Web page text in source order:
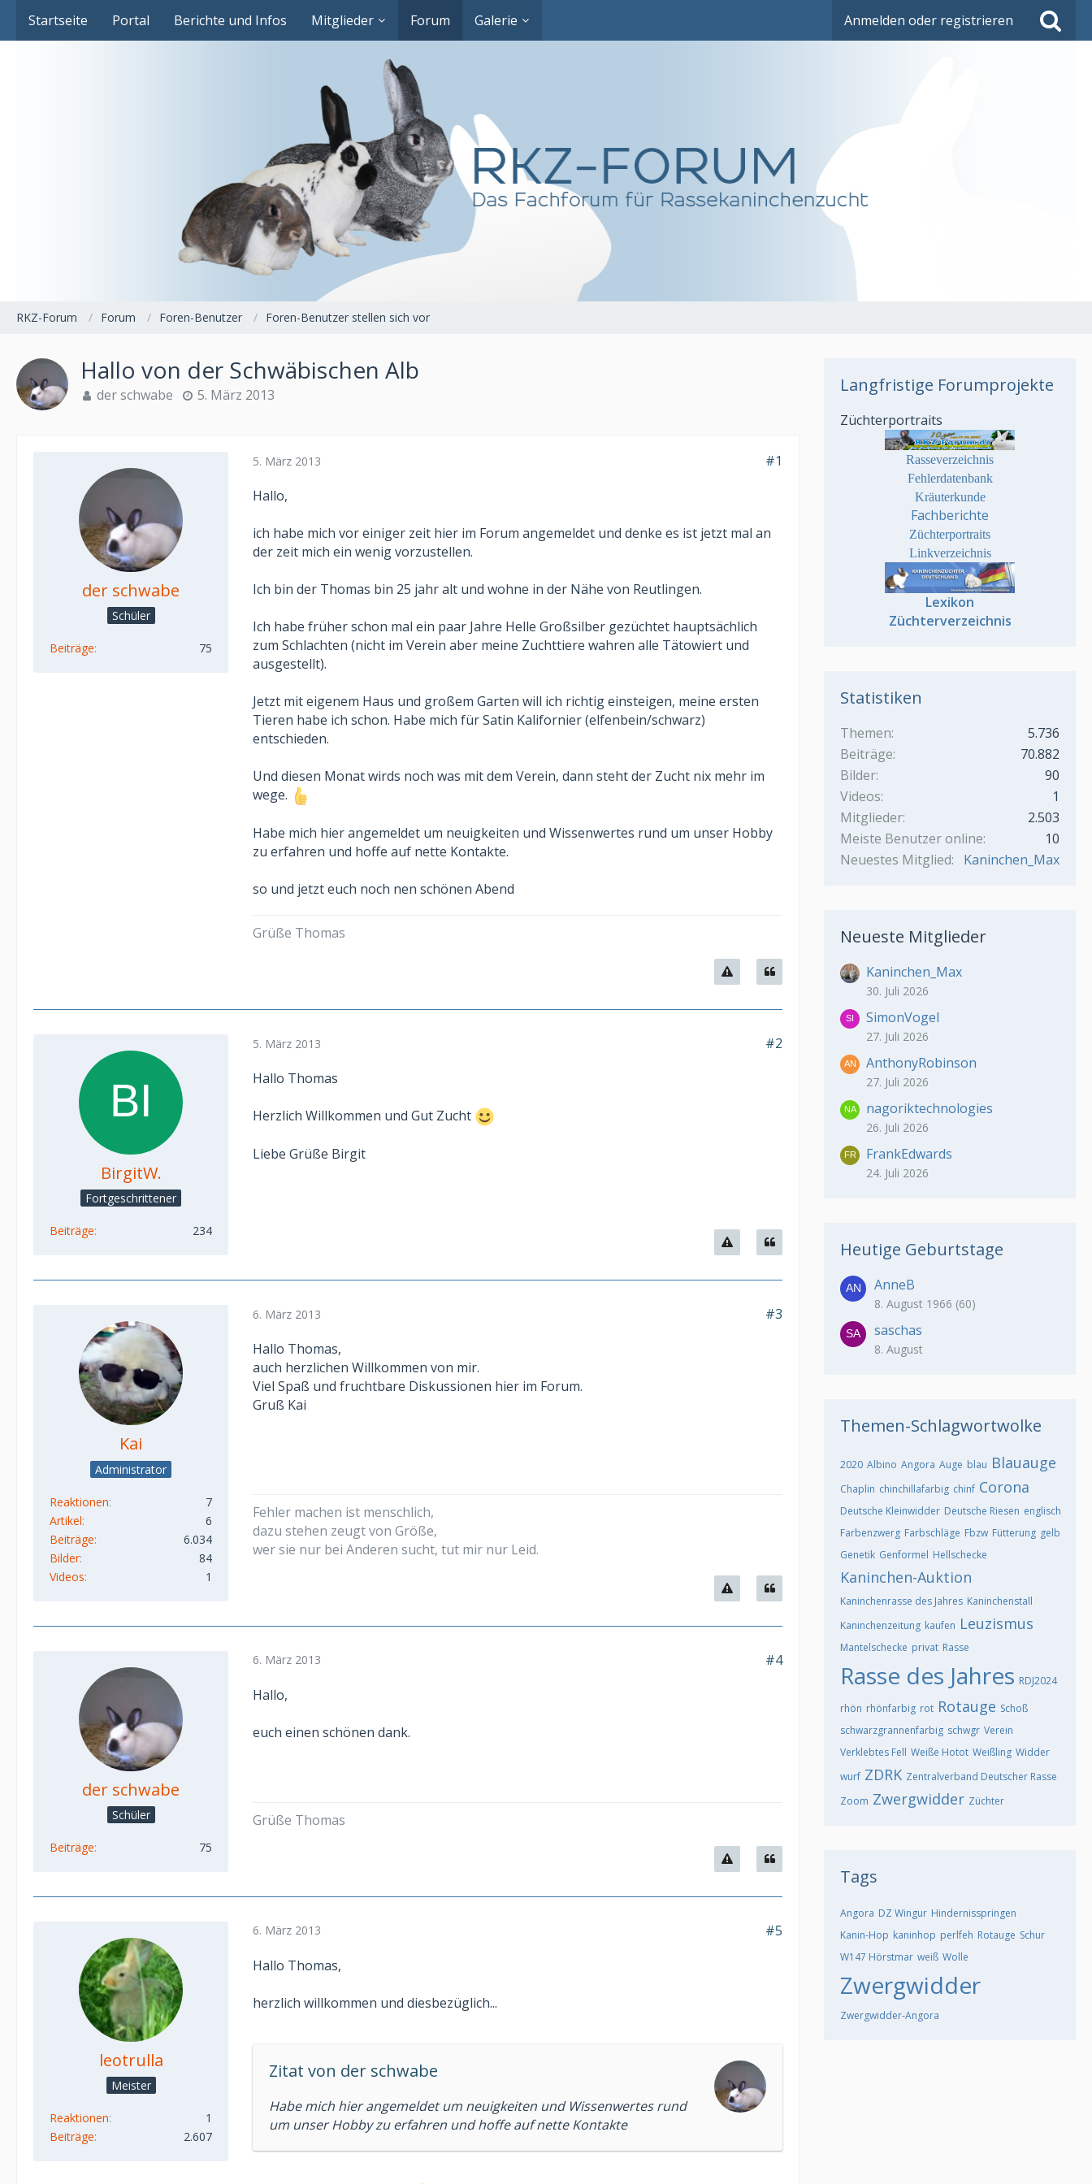
Startseite Portal Berichte und Infos Mitglieder Forum Galerie Anmelden oder registrieren
RKZ-Forum Forum Foren-Benutzer Foren-Benutzer stellen sich vor
Hallo von der Schwäbischen Alb
der schwabe 5. März 2013
der schwabe
Schüler
Beiträge 75
5. März 2013
#1
Hallo,
ich habe mich vor einiger zeit hier im Forum angemeldet und denke es ist jetzt mal an
der zeit mich ein wenig vorzustellen.
Ich bin der Thomas bin 25 jahr alt und wohne in der Nähe von Reutlingen.
Ich habe früher schon mal ein paar Jahre Helle Großsilber gezüchtet hauptsächlich
zum Schlachten (nicht im Verein aber meine Zuchttiere wahren alle Tätowiert und
ausgestellt).
Jetzt mit eigenem Haus und großem Garten will ich richtig einsteigen, meine ersten
Tieren habe ich schon. Habe mich für Satin Kalifornier (elfenbein/schwarz)
entschieden.
Und diesen Monat wirds noch was mit dem Verein, dann steht der Zucht nix mehr im
wege.
Habe mich hier angemeldet um neuigkeiten und Wissenwertes rund um unser Hobby
zu erfahren und hoffe auf nette Kontakte.
so und jetzt euch noch nen schönen Abend
Grüße Thomas
BirgitW.
Fortgeschrittener
Beiträge 234
5. März 2013
#2
Hallo Thomas
Herzlich Willkommen und Gut Zucht
Liebe Grüße Birgit
Kai
Administrator
Reaktionen
7
Artikel
6
Beiträge
6.034
Bilder
84
Videos
1
6. März 2013
#3
Hallo Thomas,
auch herzlichen Willkommen von mir.
Viel Spaß und fruchtbare Diskussionen hier im Forum.
Gruß Kai
Fehler machen ist menschlich,
dazu stehen zeugt von Größe,
wer sie nur bei Anderen sucht, tut mir nur Leid.
der schwabe
Schüler
Beiträge 75
6. März 2013
#4
Hallo,
euch einen schönen dank.
Grüße Thomas
leotrulla
Meister
Reaktionen
1
Beiträge
2.607
6. März 2013
#5
Hallo Thomas,
herzlich willkommen und diesbezüglich...
Zitat von der schwabe
Habe mich hier angemeldet um neuigkeiten und Wissenwertes rund
um unser Hobby zu erfahren und hoffe auf nette Kontakte
Langfristige Forumprojekte
Züchterportraits
Rasseverzeichnis
Fehlerdatenbank
Kräuterkunde
Fachberichte
Züchterportraits
Linkverzeichnis
Lexikon
Züchterverzeichnis
Statistiken
Themen
5.736
Beiträge
70.882
Bilder
90
Videos
1
Mitglieder
2.503
Meiste Benutzer online
10
Neuestes Mitglied
Kaninchen_Max
Neueste Mitglieder
Kaninchen_Max
30. Juli 2026
SimonVogel
27. Juli 2026
AnthonyRobinson
27. Juli 2026
nagoriktechnologies
26. Juli 2026
FrankEdwards
24. Juli 2026
Heutige Geburtstage
AnneB
8. August 1966 (60)
saschas
8. August
Themen-Schlagwortwolke
2020 Albino Angora Auge blau Blauauge
Chaplin chinchillafarbig chinf Corona
Deutsche Kleinwidder Deutsche Riesen englisch
Farbenzwerg Farbschläge Fbzw Fütterung gelb
Genetik Genformel Hellschecke
Kaninchen-Auktion
Kaninchenrasse des Jahres Kaninchenstall
Kaninchenzeitung kaufen Leuzismus
Mantelschecke privat Rasse
Rasse des Jahres RDJ2024
rhön rhönfarbig rot Rotauge Schoß
schwarzgrannenfarbig schwgr Verein
Verklebtes Fell Weiße Hotot Weißling Widder
wurf ZDRK Zentralverband Deutscher Rasse
Zoom Zwergwidder Züchter
Tags
Angora DZ Wingur Hindernisspringen
Kanin-Hop kaninhop perlfeh Rotauge Schur
W147 Hörstmar weiß Wolle
Zwergwidder
Zwergwidder-Angora